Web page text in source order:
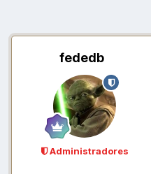
fededb
Administradores